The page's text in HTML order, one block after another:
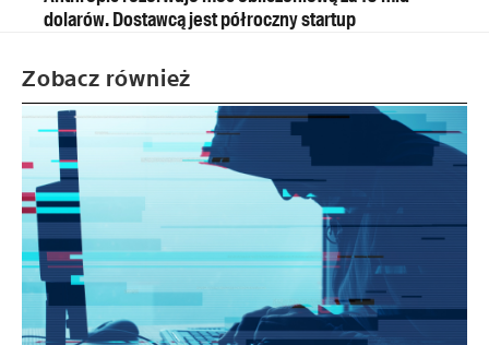
dolarów. Dostawcą jest półroczny startup
Zobacz również